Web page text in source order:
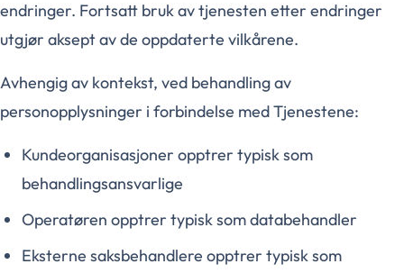
endringer. Fortsatt bruk av tjenesten etter endringer
utgjør aksept av de oppdaterte vilkårene.
Avhengig av kontekst, ved behandling av
personopplysninger i forbindelse med Tjenestene:
Kundeorganisasjoner opptrer typisk som
behandlingsansvarlige
Operatøren opptrer typisk som databehandler
Eksterne saksbehandlere opptrer typisk som